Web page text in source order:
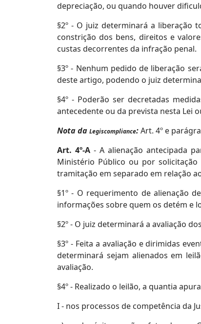
depreciação, ou quando houver
§2º - O juiz determinará a liberação
constrição dos bens, direitos e
custas decorrentes da infração penal.
§3º - Nenhum pedido de liberação
deste artigo, podendo o juiz
§4º - Poderão ser decretadas
antecedente ou da prevista nesta Lei
Nota da Legiscompliance:Art. 4º e
Art. 4º-A - A alienação antecipada
Ministério Público ou por
tramitação em separado em relação
§1º - O requerimento de alienação
informações sobre quem os detém e
§2º - O juiz determinará a avaliação
§3º - Feita a avaliação e dirimidas
determinará sejam alienados em
avaliação.
§4º - Realizado o leilão, a quantia
I - nos processos de competência da